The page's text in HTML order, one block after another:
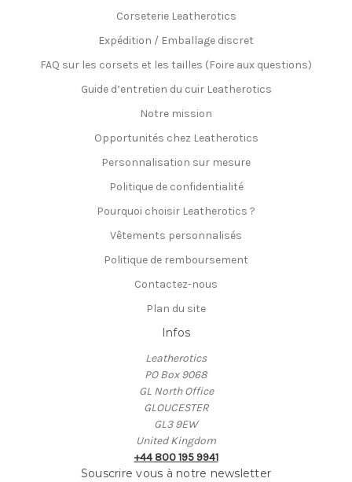
Corseterie Leatherotics
Expédition / Emballage discret
FAQ sur les corsets et les tailles (Foire aux questions)
Guide d’entretien du cuir Leatherotics
Notre mission
Opportunités chez Leatherotics
Personnalisation sur mesure
Politique de confidentialité
Pourquoi choisir Leatherotics ?
Vêtements personnalisés
Politique de remboursement
Contactez-nous
Plan du site
Infos
Leatherotics
PO Box 9068
GL North Office
GLOUCESTER
GL3 9EW
United Kingdom
+44 800 195 9941
Souscrire vous à notre newsletter